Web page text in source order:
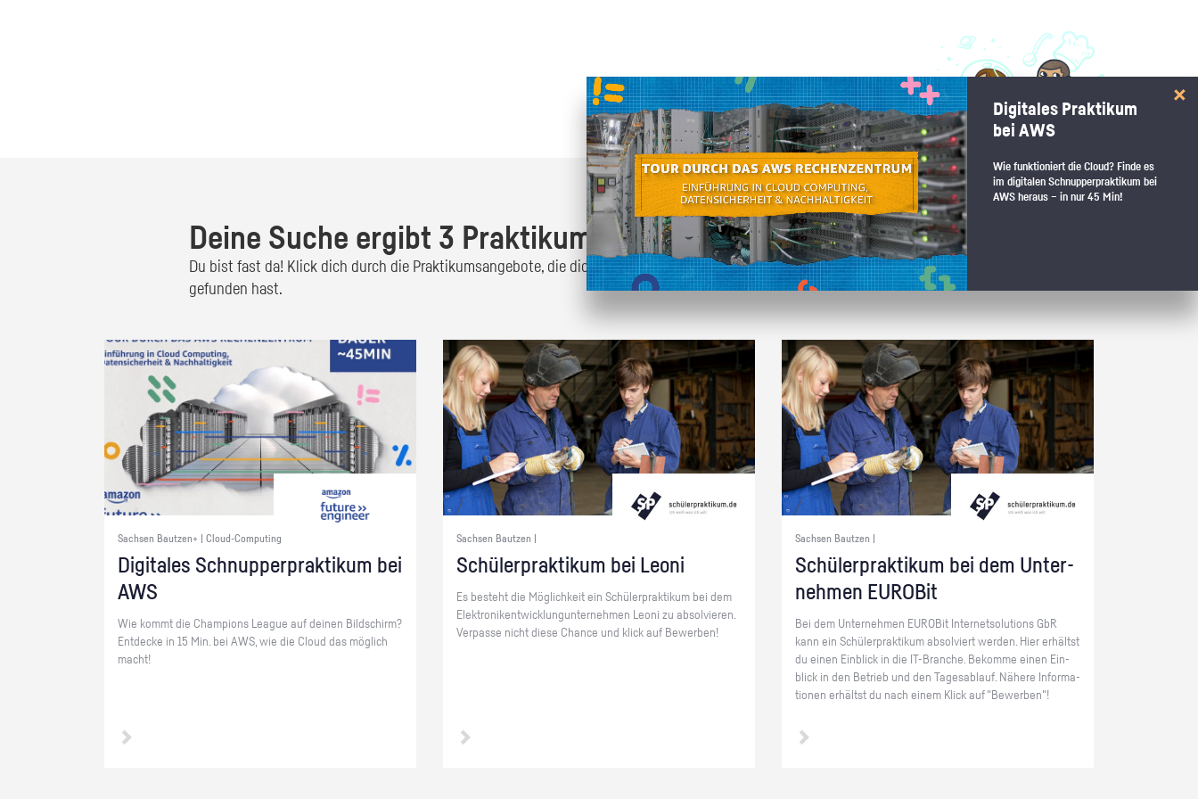
Oder finde heraus was dich interessiert:
zum Stärkentest.
Deine Suche ergibt 3 Praktikumsangebote!
Du bist fast da! Klick dich durch die Praktikumsangebote, die dich interessieren und bewirb dich wenn du den passenden Platz
gefunden hast.
Sachsen Bautzen+ | Cloud-Computing
Di­gi­ta­les Schnup­per­prak­ti­kum bei
AWS
Wie kommt die Cham­pi­ons Le­ague auf dei­nen Bild­schirm?
Ent­de­cke in 15 Min. bei AWS, wie die Cloud das mög­lich
macht!
Sachsen Bautzen |
Schü­ler­prak­ti­kum bei Leoni
Es be­steht die Mög­lich­keit ein Schü­ler­prak­ti­kum bei dem
Elek­tro­nik­ent­wick­lungun­ter­neh­men Leoni zu ab­sol­vie­ren.
Ver­pas­se nicht diese Chan­ce und klick auf Be­wer­ben!
Sachsen Bautzen |
Schü­ler­prak­ti­kum bei dem Un­ter­
neh­men EU­RO­Bit
Bei dem Un­ter­neh­men EU­RO­Bit In­ter­net­so­lu­ti­ons GbR
kann ein Schü­ler­prak­ti­kum ab­sol­viert wer­den. Hier er­hältst
du einen Ein­blick in die IT-Bran­che. Be­kom­me einen Ein­
blick in den Be­trieb und den Ta­ges­ab­lauf. Nä­he­re In­for­ma­
tio­nen er­hältst du nach einem Klick auf "Be­wer­ben"!
Digitales Praktikum
bei AWS
Wie funktioniert die Cloud? Finde es
im digitalen Schnupperpraktikum bei
AWS heraus – in nur 45 Min!